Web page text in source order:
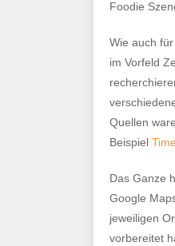
Foodie
Wie auch
im Vorfeld
Quellen
Beispiel
Das Ganze
Google
jeweiligen
vorbereitet